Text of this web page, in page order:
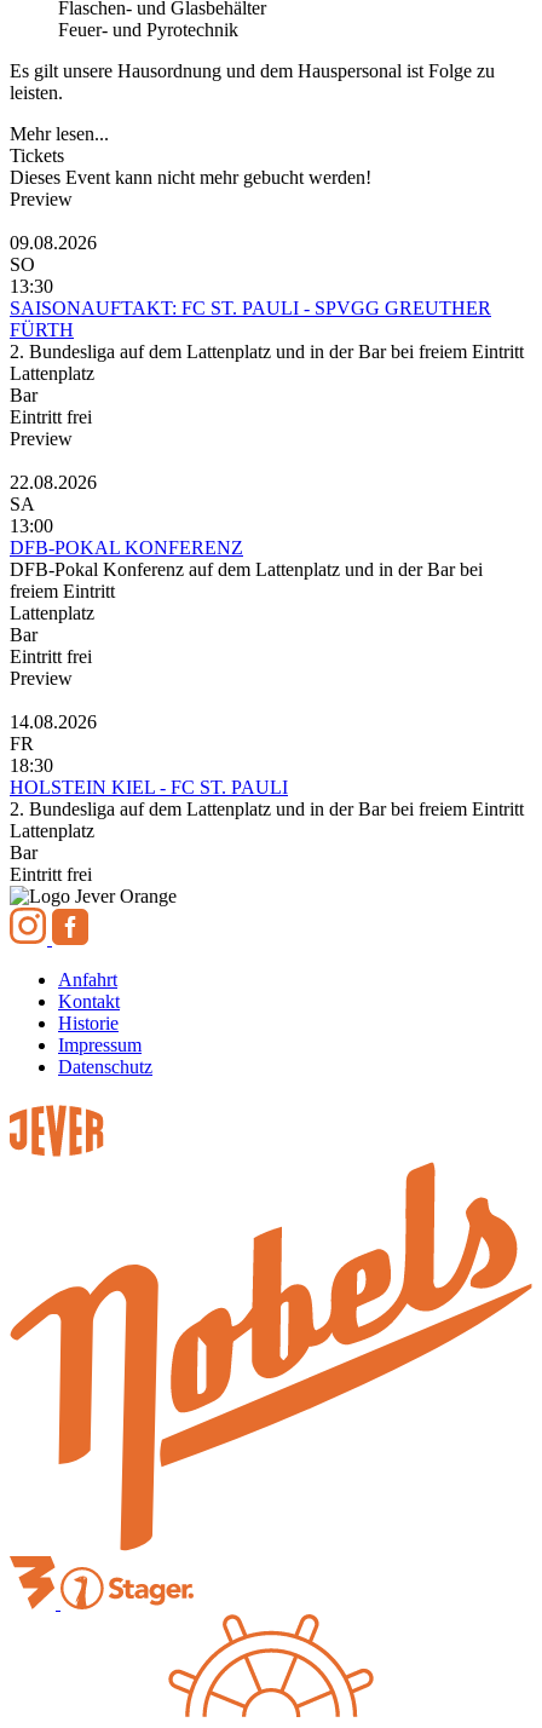
Flaschen- und Glasbehälter
Feuer- und Pyrotechnik
Es gilt unsere Hausordnung und dem Hauspersonal ist Folge zu
leisten.
Mehr lesen...
Tickets
Dieses Event kann nicht mehr gebucht werden!
Preview
09.08.2026
SO
13:30
SAISONAUFTAKT: FC ST. PAULI - SPVGG GREUTHER
FÜRTH
2. Bundesliga auf dem Lattenplatz und in der Bar bei freiem Eintritt
Lattenplatz
Bar
Eintritt frei
Preview
22.08.2026
SA
13:00
DFB-POKAL KONFERENZ
DFB-Pokal Konferenz auf dem Lattenplatz und in der Bar bei
freiem Eintritt
Lattenplatz
Bar
Eintritt frei
Preview
14.08.2026
FR
18:30
HOLSTEIN KIEL - FC ST. PAULI
2. Bundesliga auf dem Lattenplatz und in der Bar bei freiem Eintritt
Lattenplatz
Bar
Eintritt frei
Anfahrt
Kontakt
Historie
Impressum
Datenschutz